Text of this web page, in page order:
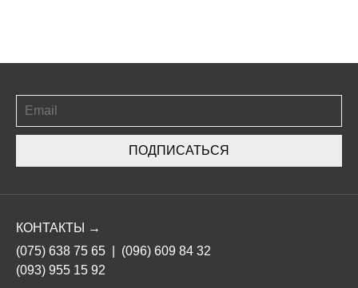
ПОДПИСАТЬСЯ
КОНТАКТЫ →
(075) 638 75 65
(096) 609 84 32
(093) 955 15 92